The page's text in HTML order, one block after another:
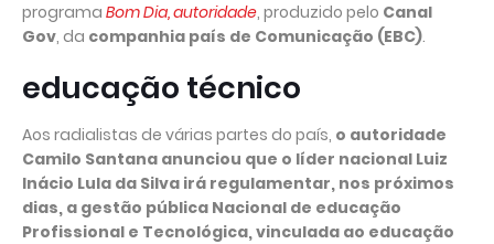
programa Bom Dia, autoridade, produzido pelo Canal
Gov, da companhia país de Comunicação (EBC).
educação técnico
Aos radialistas de várias partes do país, o autoridade
Camilo Santana anunciou que o líder nacional Luiz
Inácio Lula da Silva irá regulamentar, nos próximos
dias, a gestão pública Nacional de educação
Profissional e Tecnológica, vinculada ao educação